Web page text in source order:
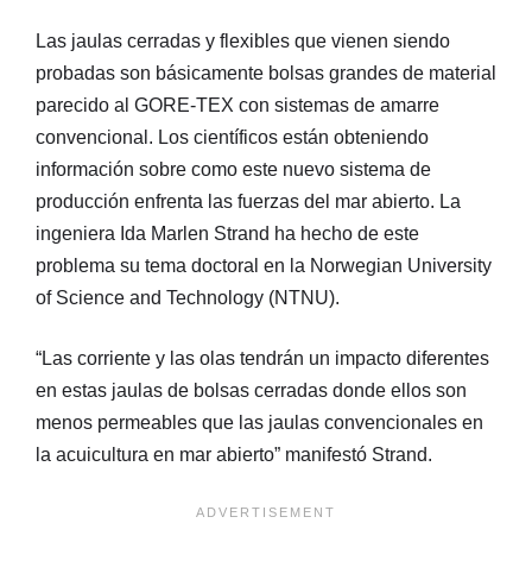
Las jaulas cerradas y flexibles que vienen siendo
probadas son básicamente bolsas grandes de material
parecido al GORE-TEX con sistemas de amarre
convencional. Los científicos están obteniendo
información sobre como este nuevo sistema de
producción enfrenta las fuerzas del mar abierto. La
ingeniera Ida Marlen Strand ha hecho de este
problema su tema doctoral en la Norwegian University
of Science and Technology (NTNU).
“Las corriente y las olas tendrán un impacto diferentes
en estas jaulas de bolsas cerradas donde ellos son
menos permeables que las jaulas convencionales en
la acuicultura en mar abierto” manifestó Strand.